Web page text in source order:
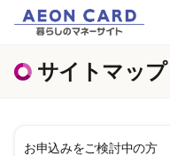
サイトマップ
お申込みをご検討中の方